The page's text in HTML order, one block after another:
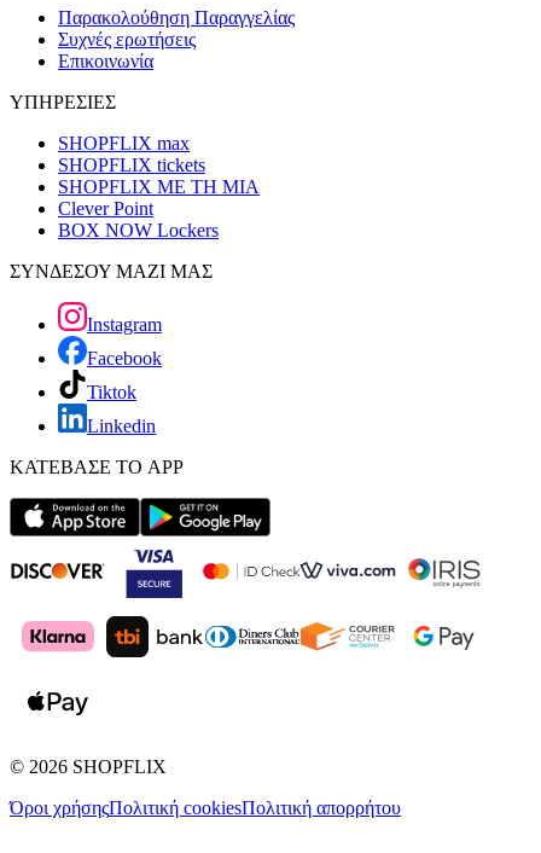
Παρακολούθηση Παραγγελίας
Συχνές ερωτήσεις
Επικοινωνία
ΥΠΗΡΕΣΙΕΣ
SHOPFLIX max
SHOPFLIX tickets
SHOPFLIX ΜΕ ΤΗ ΜΙΑ
Clever Point
BOX NOW Lockers
ΣΥΝΔΕΣΟΥ ΜΑΖΙ ΜΑΣ
Instagram
Facebook
Tiktok
Linkedin
ΚΑΤΕΒΑΣΕ ΤΟ APP
© 2026 SHOPFLIX
Όροι χρήσηςΠολιτική cookiesΠολιτική απορρήτου